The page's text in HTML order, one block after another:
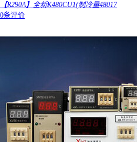
【R290A】全新K480CU1(制冷量48017
0条评价